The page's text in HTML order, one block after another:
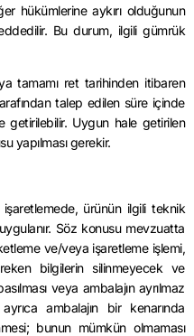
hükümlerine aykırı olduğunun
Bu durum, ilgili gümrük
tamamı ret tarihinden itibaren
talep edilen süre içinde
getirilebilir. Uygun hale getirilen
yapılması gerekir.
ürünün ilgili teknik
Söz konusu mevzuatta
ve/veya işaretleme işlemi,
bilgilerin silinmeyecek ve
veya ambalajın ayrılmaz
ambalajın bir kenarında
bunun mümkün olmaması